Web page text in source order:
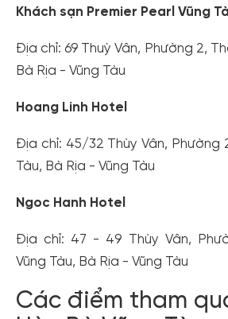
Khách sạn Premier Pearl Vũng
Địa chỉ: 69 Thuỳ Vân, Phường 2,
Bà Rịa - Vũng Tàu
Hoang Linh Hotel
Địa chỉ: 45/32 Thùy Vân, Phường
Tàu, Bà Rịa - Vũng Tàu
Ngoc Hanh Hotel
Địa chỉ: 47 - 49 Thùy Vân,
Vũng Tàu, Bà Rịa - Vũng Tàu
Các điểm tham